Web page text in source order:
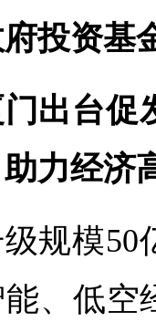
投资基
门出台促
力经济
规模50
能、低空